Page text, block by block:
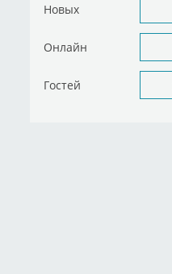
Новых
Онлайн
Гостей